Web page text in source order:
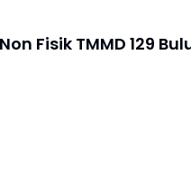
Fisik TMMD 129